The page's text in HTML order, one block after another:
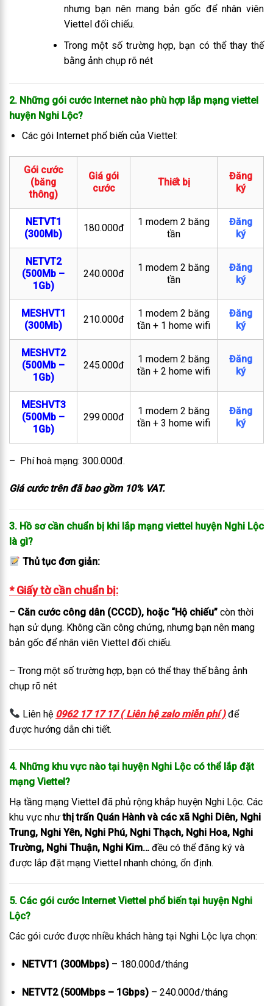
nhưng bạn nên mang bản gốc để nhân viên
Viettel đối chiếu.
Trong một số trường hợp, bạn có thể thay thế
bằng ảnh chụp rõ nét
2. Những gói cước Internet nào phù hợp lắp mạng viettel
huyện Nghi Lộc?
Các gói Internet phổ biến của Viettel:
Gói cước
(băng
thông)
Giá gói
cước
Thiết bị
Đăng
ký
NETVT1
(300Mb)
180.000đ
1 modem 2 băng
tần
Đăng
ký
NETVT2
(500Mb –
1Gb)
240.000đ
1 modem 2 băng
tần
Đăng
ký
MESHVT1
(300Mb)
210.000đ
1 modem 2 băng
tần + 1 home wifi
Đăng
ký
MESHVT2
(500Mb –
1Gb)
245.000đ
1 modem 2 băng
tần + 2 home wifi
Đăng
ký
MESHVT3
(500Mb –
1Gb)
299.000đ
1 modem 2 băng
tần + 3 home wifi
Đăng
ký
– Phí hoà mạng: 300.000đ.
Giá cước trên đã bao gồm 10% VAT.
3. Hồ sơ cần chuẩn bị khi lắp mạng viettel huyện Nghi Lộc
là gì?
Thủ tục đơn giản:
* Giấy tờ cần chuẩn bị:
– Căn cước công dân (CCCD), hoặc “Hộ chiếu” còn thời
hạn sử dụng. Không cần công chứng, nhưng bạn nên mang
bản gốc để nhân viên Viettel đối chiếu.
– Trong một số trường hợp, bạn có thể thay thế bằng ảnh
chụp rõ nét
Liên hệ 0962 17 17 17 ( Liên hệ zalo miễn phí )để
được hướng dẫn chi tiết.
4. Những khu vực nào tại huyện Nghi Lộc có thể lắp đặt
mạng Viettel?
Hạ tầng mạng Viettel đã phủ rộng khắp huyện Nghi Lộc. Các
khu vực nhưthị trấn Quán Hành và các xã Nghi Diên, Nghi
Trung, Nghi Yên, Nghi Phú, Nghi Thạch, Nghi Hoa, Nghi
Trường, Nghi Thuận, Nghi Kim… đều có thể đăng ký và
được lắp đặt mạng Viettel nhanh chóng, ổn định.
5. Các gói cước Internet Viettel phổ biến tại huyện Nghi
Lộc?
Các gói cước được nhiều khách hàng tại Nghi Lộc lựa chọn:
NETVT1 (300Mbps)– 180.000đ/tháng
NETVT2 (500Mbps – 1Gbps)– 240.000đ/tháng